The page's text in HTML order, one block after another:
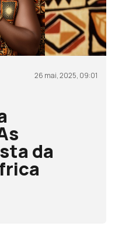
26 mai, 2025, 09:01
da